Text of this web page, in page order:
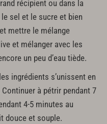
récipient ou dans la
le sel et le sucre et bien
mettre le mélange
et mélanger avec les
un peu d’eau tiède.
ingrédients s’unissent en
à pétrir pendant 7
4-5 minutes au
douce et souple.